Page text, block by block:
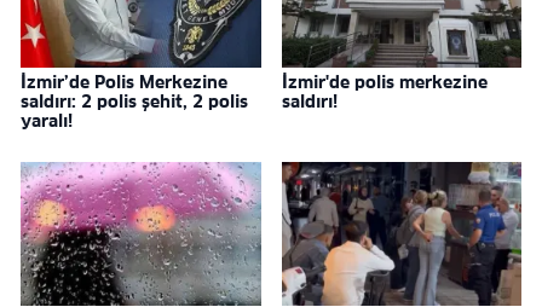
İzmir’de Polis Merkezine
saldırı: 2 polis şehit, 2 polis
yaralı!
İzmir'de polis merkezine
saldırı!